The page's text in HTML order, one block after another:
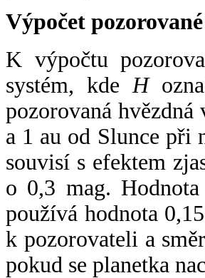
Výpočet
K výpočtu
systém, kde H
pozorovaná
a 1 au od Slunce při
souvisí s efektem
o 0,3 mag. Hodnota
používá hodnota
k pozorovateli a
pokud se planetka